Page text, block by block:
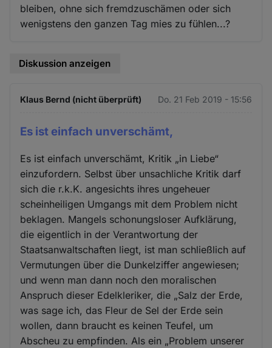
bleiben, ohne sich fremdzuschämen oder sich
wenigstens den ganzen Tag mies zu fühlen...?
Diskussion anzeigen
Klaus Bernd (nicht überprüft) Do. 21 Feb 2019 - 15:56
Es ist einfach unverschämt,
Es ist einfach unverschämt, Kritik „in Liebe“
einzufordern. Selbst über unsachliche Kritik darf
sich die r.k.K. angesichts ihres ungeheuer
scheinheiligen Umgangs mit dem Problem nicht
beklagen. Mangels schonungsloser Aufklärung,
die eigentlich in der Verantwortung der
Staatsanwaltschaften liegt, ist man schließlich auf
Vermutungen über die Dunkelziffer angewiesen;
und wenn man dann noch den moralischen
Anspruch dieser Edelkleriker, die „Salz der Erde,
was sage ich, das Fleur de Sel der Erde sein
wollen, dann braucht es keinen Teufel, um
Abscheu zu empfinden. Als ein „Problem unserer